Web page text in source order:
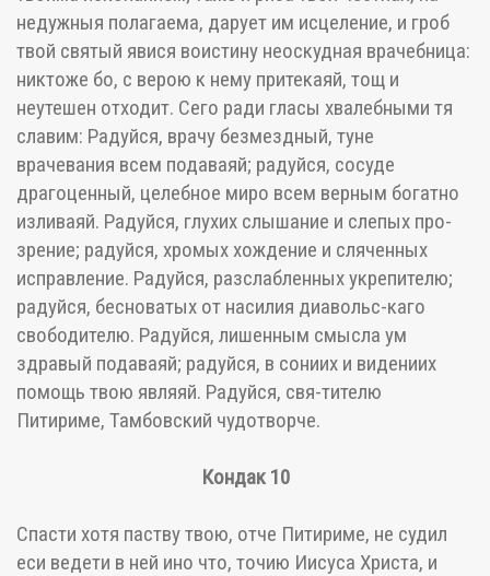
недужныя полагаема, дарует им исцеление, и гроб
твой святый явися воистину неоскудная врачебница:
никтоже бо, с верою к нему притекаяй, тощ и
неутешен отходит. Сего ради гласы хвалебными тя
славим: Радуйся, врачу безмездный, туне
врачевания всем подаваяй; радуйся, сосуде
драгоценный, целебное миро всем верным богатно
изливаяй. Радуйся, глухих слышание и слепых про-
зрение; радуйся, хромых хождение и сляченных
исправление. Радуйся, разслабленных укрепителю;
радуйся, бесноватых от насилия диавольс-каго
свободителю. Радуйся, лишенным смысла ум
здравый подаваяй; радуйся, в сониих и видениих
помощь твою являяй. Радуйся, свя-тителю
Питириме, Тамбовский чудотворче.
Кондак 10
Спасти хотя паству твою, отче Питириме, не судил
еси ведети в ней ино что, точию Иисуса Христа, и